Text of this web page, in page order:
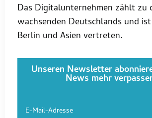
Das Digitalunternehmen zählt zu
wachsenden Deutschlands und
Berlin und Asien vertreten.
Unseren Newsletter
News mehr
E-Mail-Adresse